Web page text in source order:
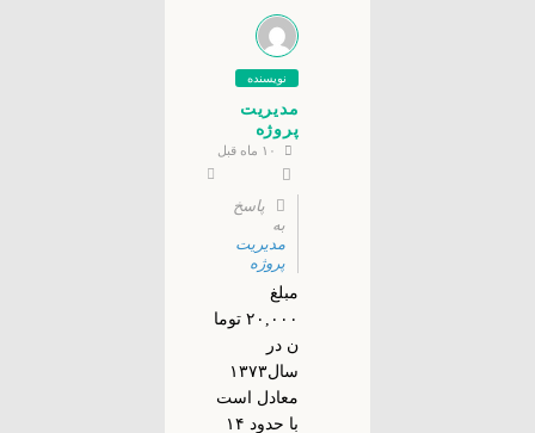
نویسنده
مدیریت
پروژه
پاسخ
به
مدیریت
پروژه
مبلغ
۲۰,۰۰۰ توما
ن در
سال۱۳۷۳
معادل است
با حدود ۱۴